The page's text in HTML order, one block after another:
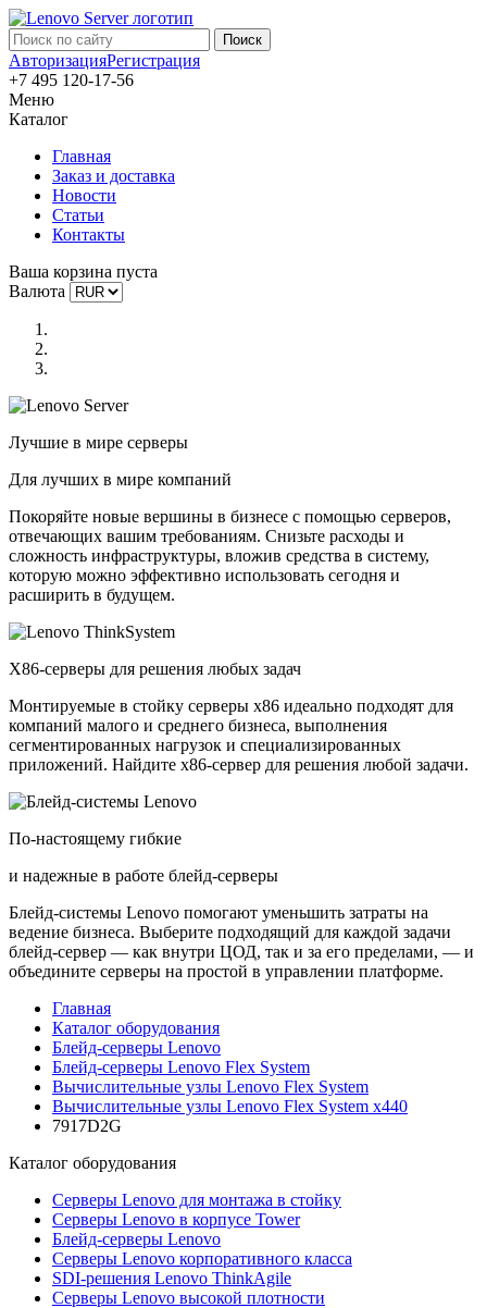
АвторизацияРегистрация
+7 495 120-17-56
Меню
Каталог
Главная
Заказ и доставка
Новости
Статьи
Контакты
Ваша корзина пуста
Валюта
Лучшие в мире серверы
Для лучших в мире компаний
Покоряйте новые вершины в бизнесе с помощью серверов,
отвечающих вашим требованиям. Снизьте расходы и
сложность инфраструктуры, вложив средства в систему,
которую можно эффективно использовать сегодня и
расширить в будущем.
X86-серверы для решения любых задач
Монтируемые в стойку серверы x86 идеально подходят для
компаний малого и среднего бизнеса, выполнения
сегментированных нагрузок и специализированных
приложений. Найдите x86-сервер для решения любой задачи.
По-настоящему гибкие
и надежные в работе блейд-серверы
Блейд-системы Lenovo помогают уменьшить затраты на
ведение бизнеса. Выберите подходящий для каждой задачи
блейд-сервер — как внутри ЦОД, так и за его пределами, — и
объедините серверы на простой в управлении платформе.
Главная
Каталог оборудования
Блейд-серверы Lenovo
Блейд-серверы Lenovo Flex System
Вычислительные узлы Lenovo Flex System
Вычислительные узлы Lenovo Flex System x440
7917D2G
Каталог оборудования
Серверы Lenovo для монтажа в стойку
Серверы Lenovo в корпусе Tower
Блейд-серверы Lenovo
Cерверы Lenovo корпоративного класса
SDI-решения Lenovo ThinkAgile
Серверы Lenovo высокой плотности